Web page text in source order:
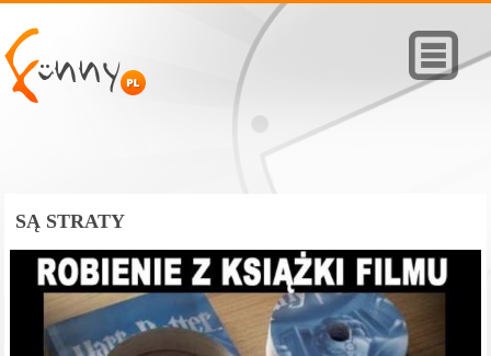
SĄ STRATY